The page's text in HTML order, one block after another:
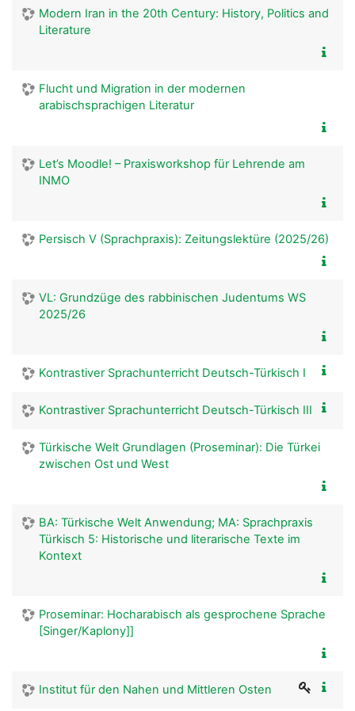
Modern Iran in the 20th Century: History, Politics and
Literature
Flucht und Migration in der modernen
arabischsprachigen Literatur
Let’s Moodle! – Praxisworkshop für Lehrende am
INMO
Persisch V (Sprachpraxis): Zeitungslektüre (2025/26)
VL: Grundzüge des rabbinischen Judentums WS
2025/26
Kontrastiver Sprachunterricht Deutsch-Türkisch I
Kontrastiver Sprachunterricht Deutsch-Türkisch III
Türkische Welt Grundlagen (Proseminar): Die Türkei
zwischen Ost und West
BA: Türkische Welt Anwendung; MA: Sprachpraxis
Türkisch 5: Historische und literarische Texte im
Kontext
Proseminar: Hocharabisch als gesprochene Sprache
[Singer/Kaplony]]
Institut für den Nahen und Mittleren Osten